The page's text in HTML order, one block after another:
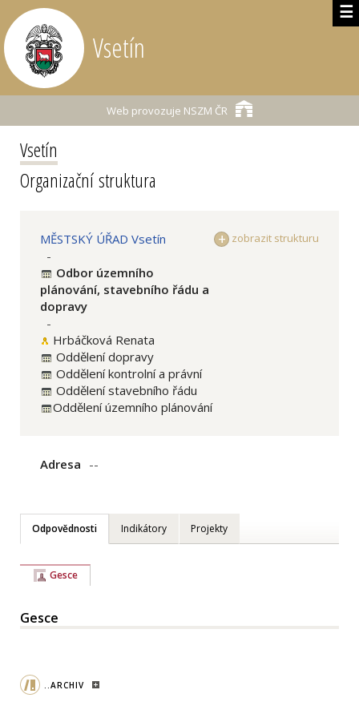
☰
Vsetín
Web provozuje NSZM ČR
Vsetín
Organizační struktura
zobrazit strukturu
MĚSTSKÝ ÚŘAD Vsetín
-
Odbor územního
plánování, stavebního řádu a
dopravy
-
Hrbáčková Renata
Oddělení dopravy
Oddělení kontrolní a právní
Oddělení stavebního řádu
Oddělení územního plánování
Adresa --
Odpovědnosti Indikátory Projekty
Gesce
Gesce
..ARCHIV